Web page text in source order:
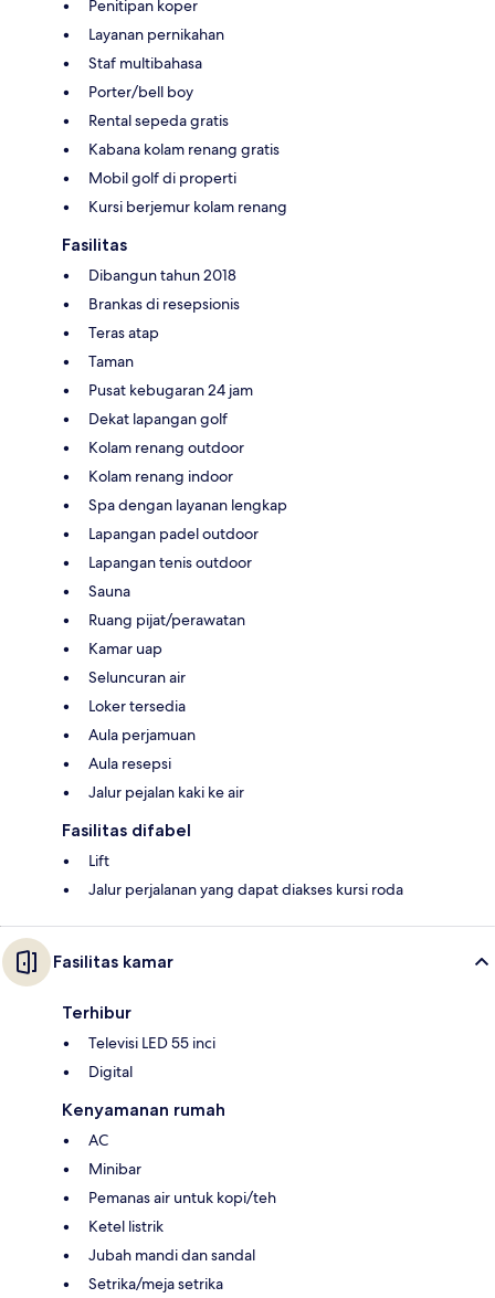
Penitipan koper
Layanan pernikahan
Staf multibahasa
Porter/bell boy
Rental sepeda gratis
Kabana kolam renang gratis
Mobil golf di properti
Kursi berjemur kolam renang
Fasilitas
Dibangun tahun 2018
Brankas di resepsionis
Teras atap
Taman
Pusat kebugaran 24 jam
Dekat lapangan golf
Kolam renang outdoor
Kolam renang indoor
Spa dengan layanan lengkap
Lapangan padel outdoor
Lapangan tenis outdoor
Sauna
Ruang pijat/perawatan
Kamar uap
Seluncuran air
Loker tersedia
Aula perjamuan
Aula resepsi
Jalur pejalan kaki ke air
Fasilitas difabel
Lift
Jalur perjalanan yang dapat diakses kursi roda
Fasilitas kamar
Terhibur
Televisi LED 55 inci
Digital
Kenyamanan rumah
AC
Minibar
Pemanas air untuk kopi/teh
Ketel listrik
Jubah mandi dan sandal
Setrika/meja setrika